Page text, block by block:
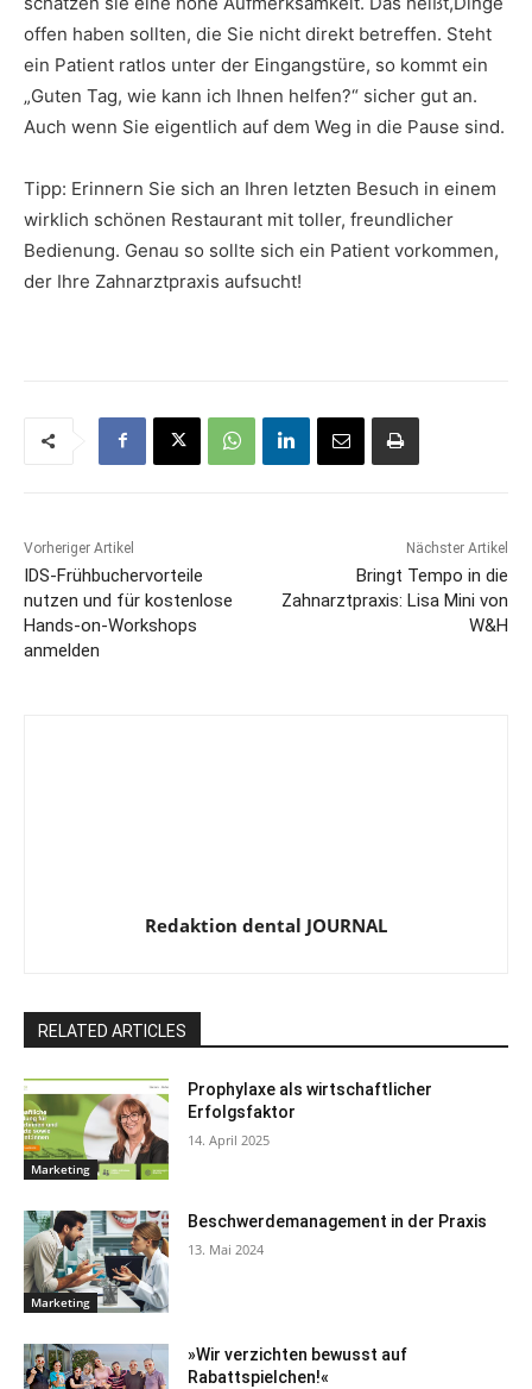
offen haben sollten, die Sie nicht direkt betreffen. Steht
ein Patient ratlos unter der Eingangstüre, so kommt ein
„Guten Tag, wie kann ich Ihnen helfen?“ sicher gut an.
Auch wenn Sie eigentlich auf dem Weg in die Pause sind.
Tipp: Erinnern Sie sich an Ihren letzten Besuch in einem
wirklich schönen Restaurant mit toller, freundlicher
Bedienung. Genau so sollte sich ein Patient vorkommen,
der Ihre Zahnarztpraxis aufsucht!
Vorheriger Artikel
IDS-Frühbuchervorteile
nutzen und für kostenlose
Hands-on-Workshops
anmelden
Nächster Artikel
Bringt Tempo in die
Zahnarztpraxis: Lisa Mini von
W&H
Redaktion dental JOURNAL
RELATED ARTICLES
Marketing
Prophylaxe als wirtschaftlicher
Erfolgsfaktor
14. April 2025
Marketing
Beschwerdemanagement in der Praxis
13. Mai 2024
»Wir verzichten bewusst auf
Rabattspielchen!«